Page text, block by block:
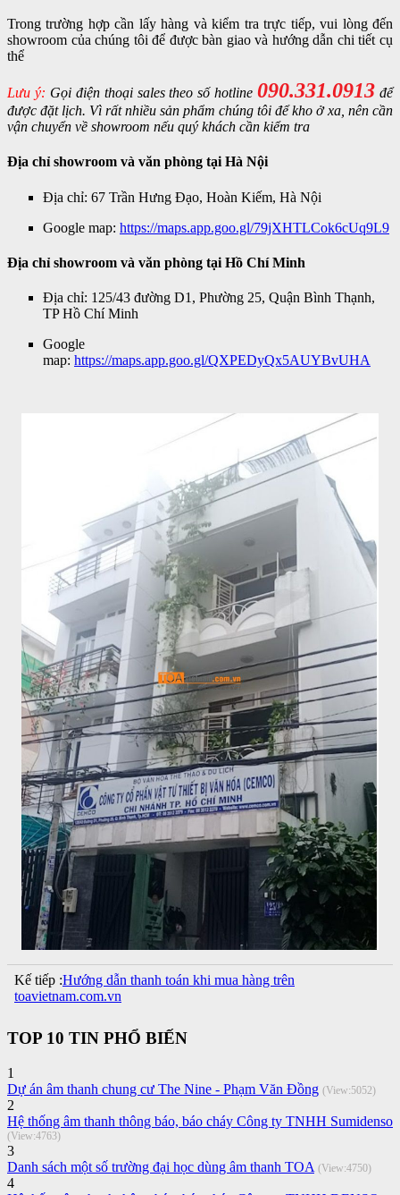
Trong trường hợp cần lấy hàng và kiểm tra trực tiếp, vui lòng đến
showroom của chúng tôi để được bàn giao và hướng dẫn chi tiết cụ
thể
Lưu ý: Gọi điện thoại sales theo số hotline090.331.0913 để
được đặt lịch. Vì rất nhiều sản phẩm chúng tôi để kho ở xa, nên cần
vận chuyển về showroom nếu quý khách cần kiểm tra
Địa chỉ showroom và văn phòng tại Hà Nội
Địa chỉ: 67 Trần Hưng Đạo, Hoàn Kiếm, Hà Nội
Google map: https://maps.app.goo.gl/79jXHTLCok6cUq9L9
Địa chỉ showroom và văn phòng tại Hồ Chí Minh
Địa chỉ: 125/43 đường D1, Phường 25, Quận Bình Thạnh,
TP Hồ Chí Minh
Google
map: https://maps.app.goo.gl/QXPEDyQx5AUYBvUHA
Kế tiếp :Hướng dẫn thanh toán khi mua hàng trên
toavietnam.com.vn
TOP 10 TIN PHỔ BIẾN
1
Dự án âm thanh chung cư The Nine - Phạm Văn Đồng (View:5052)
2
Hệ thống âm thanh thông báo, báo cháy Công ty TNHH Sumidenso
(View:4763)
3
Danh sách một số trường đại học dùng âm thanh TOA (View:4750)
4